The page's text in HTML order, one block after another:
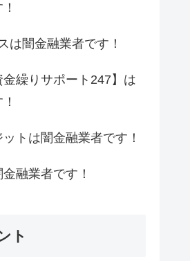
は闇金融業者です！
繰りサポート247】は
トは闇金融業者です！
融業者です！
ト